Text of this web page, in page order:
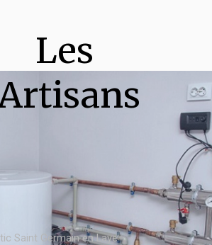
Les
Saint Germain en Laye